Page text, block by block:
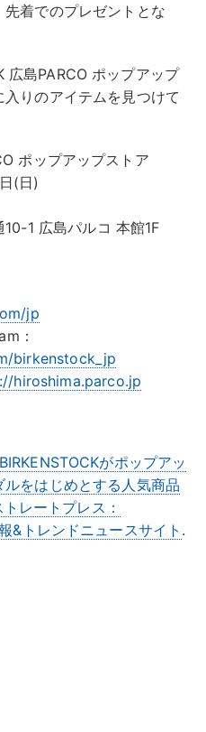
着でのプレゼントとな
広島PARCO ポップアップ
りのアイテムを見つけて
ポップアップストア
(日)
1 広島パルコ 本館1F
jp
：
birkenstock_jp
hiroshima.parco.jp
がポップアッ
をはじめとする人気商品
トレートプレス：
&トレンドニュースサイト .